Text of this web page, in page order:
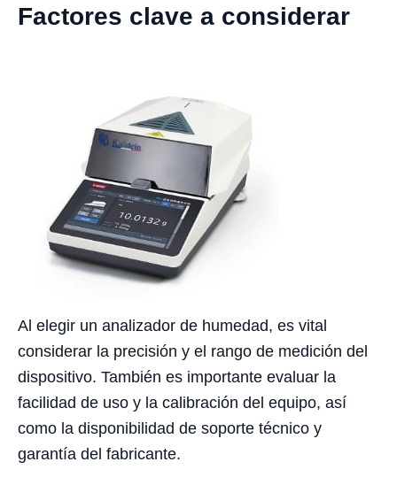
Factores clave a considerar
Al elegir un analizador de humedad, es vital
considerar la precisión y el rango de medición del
dispositivo. También es importante evaluar la
facilidad de uso y la calibración del equipo, así
como la disponibilidad de soporte técnico y
garantía del fabricante.